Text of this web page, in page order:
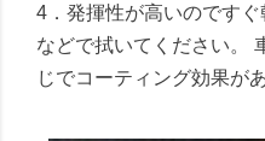
4．発揮性が高いのです
などで拭いてください。
じでコーティング効果が